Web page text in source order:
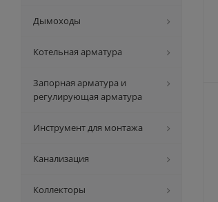
Дымоходы
Котельная арматура
Запорная арматура и
регулирующая арматура
Инструмент для монтажа
Канализация
Коллекторы